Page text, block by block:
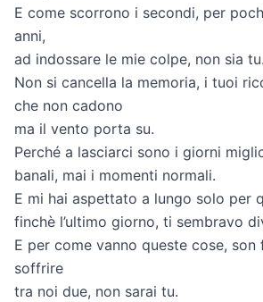
E come scorrono i secondi, per
anni,
ad indossare le mie colpe, non sia tu.
Non si cancella la memoria, i tuoi
che non cadono
ma il vento porta su.
Perché a lasciarci sono i giorni
banali, mai i momenti normali.
E mi hai aspettato a lungo solo per
finchè l’ultimo giorno, ti sembravo
E per come vanno queste cose, son
soffrire
tra noi due, non sarai tu.